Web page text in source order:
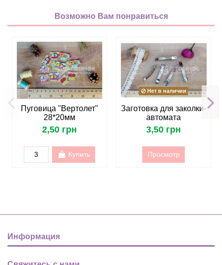
Возможно Вам понравиться
Пуговица "Вертолет"
28*20мм
2,50 грн
Купить
Нет в наличии
Заготовка для заколки-
автомата
3,50 грн
Просмотр
Информация